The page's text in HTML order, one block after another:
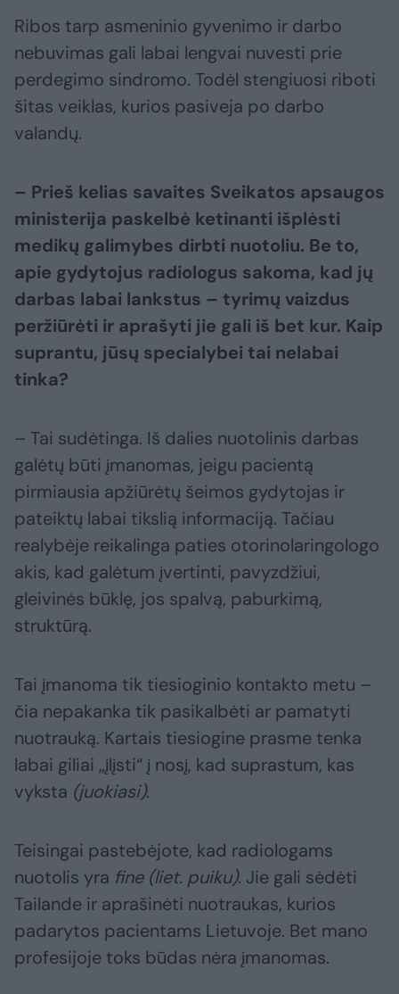
Ribos tarp asmeninio gyvenimo ir darbo
nebuvimas gali labai lengvai nuvesti prie
perdegimo sindromo. Todėl stengiuosi riboti
šitas veiklas, kurios pasiveja po darbo
valandų.
– Prieš kelias savaites Sveikatos apsaugos
ministerija paskelbė ketinanti išplėsti
medikų galimybes dirbti nuotoliu. Be to,
apie gydytojus radiologus sakoma, kad jų
darbas labai lankstus – tyrimų vaizdus
peržiūrėti ir aprašyti jie gali iš bet kur. Kaip
suprantu, jūsų specialybei tai nelabai
tinka?
– Tai sudėtinga. Iš dalies nuotolinis darbas
galėtų būti įmanomas, jeigu pacientą
pirmiausia apžiūrėtų šeimos gydytojas ir
pateiktų labai tikslią informaciją. Tačiau
realybėje reikalinga paties otorinolaringologo
akis, kad galėtum įvertinti, pavyzdžiui,
gleivinės būklę, jos spalvą, paburkimą,
struktūrą.
Tai įmanoma tik tiesioginio kontakto metu –
čia nepakanka tik pasikalbėti ar pamatyti
nuotrauką. Kartais tiesiogine prasme tenka
labai giliai „įlįsti“ į nosį, kad suprastum, kas
vyksta (juokiasi).
Teisingai pastebėjote, kad radiologams
nuotolis yra fine (liet. puiku). Jie gali sėdėti
Tailande ir aprašinėti nuotraukas, kurios
padarytos pacientams Lietuvoje. Bet mano
profesijoje toks būdas nėra įmanomas.